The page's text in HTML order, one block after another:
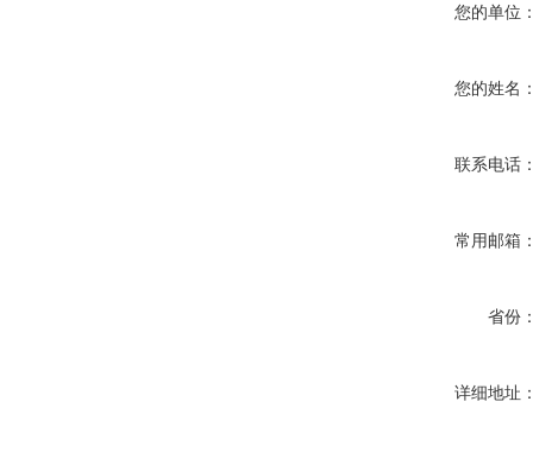
您的单位
您的姓名
联系电话
常用邮箱
省份
详细地址